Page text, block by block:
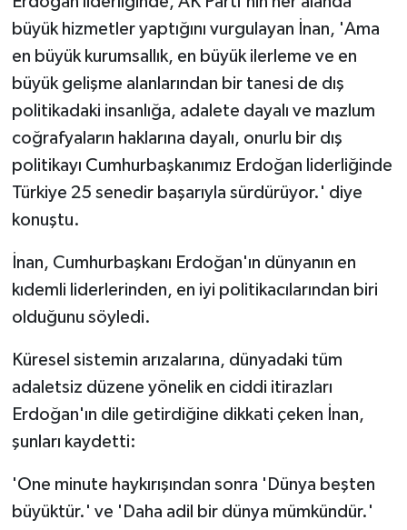
büyük hizmetler yaptığını vurgulayan İnan, 'Ama
en büyük kurumsallık, en büyük ilerleme ve en
büyük gelişme alanlarından bir tanesi de dış
politikadaki insanlığa, adalete dayalı ve mazlum
coğrafyaların haklarına dayalı, onurlu bir dış
politikayı Cumhurbaşkanımız Erdoğan liderliğinde
Türkiye 25 senedir başarıyla sürdürüyor.' diye
konuştu.
İnan, Cumhurbaşkanı Erdoğan'ın dünyanın en
kıdemli liderlerinden, en iyi politikacılarından biri
olduğunu söyledi.
Küresel sistemin arızalarına, dünyadaki tüm
adaletsiz düzene yönelik en ciddi itirazları
Erdoğan'ın dile getirdiğine dikkati çeken İnan,
şunları kaydetti:
'One minute haykırışından sonra 'Dünya beşten
büyüktür.' ve 'Daha adil bir dünya mümkündür.'